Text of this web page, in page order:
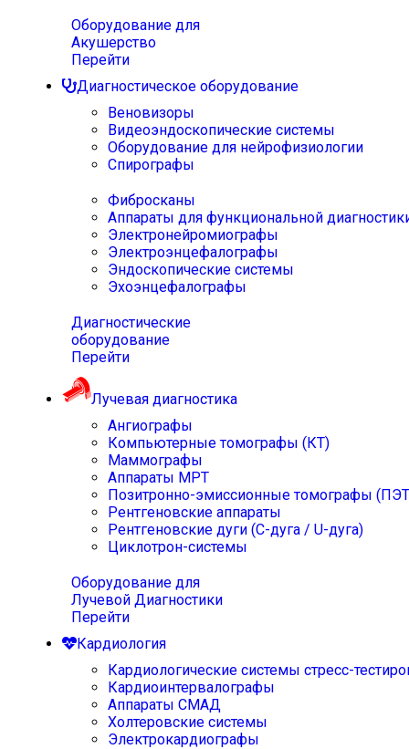
Оборудование для
Акушерство
Перейти
Диагностическое оборудование
Веновизоры
Видеоэндоскопические системы
Оборудование для нейрофизиологии
Спирографы
Фибросканы
Аппараты для функциональной
Электронейромиографы
Электроэнцефалографы
Эндоскопические системы
Эхоэнцефалографы
Диагностические
оборудование
Перейти
Лучевая диагностика
Ангиографы
Компьютерные томографы (КТ)
Маммографы
Аппараты МРТ
Позитронно-эмиссионные томографы
Рентгеновские аппараты
Рентгеновские дуги (С-дуга / U-дуга)
Циклотрон-системы
Оборудование для
Лучевой Диагностики
Перейти
Кардиология
Кардиологические системы стресс-
Кардиоинтервалографы
Аппараты СМАД
Холтеровские системы
Электрокардиографы